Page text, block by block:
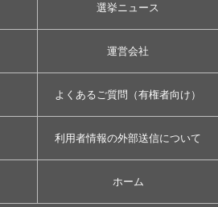
選挙ニュース
運営会社
よくあるご質問（有権者向け）
利用者情報の外部送信について
ホーム